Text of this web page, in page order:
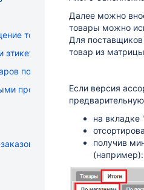
товаров
по кассе
продажами
Далее можно
товары можно
Для
товар из
Если версия
на вкладке
получив
(например):